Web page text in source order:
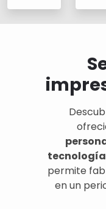
permite
en un